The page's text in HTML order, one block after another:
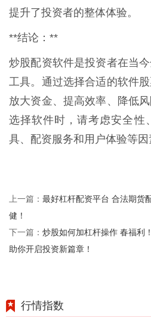
提升了投资者的整体体验。
**结论：**
炒股配资软件是投资者在当
工具。通过选择合适的软件
放大资金、提高效率、降低
选择软件时，请考虑安全性
具、配资服务和用户体验等因
上一篇： 最好杠杆配资平台 合法期货
健！
下一篇： 炒股如何加杠杆操作 春福利
助你开启投资新篇章！
行情指数